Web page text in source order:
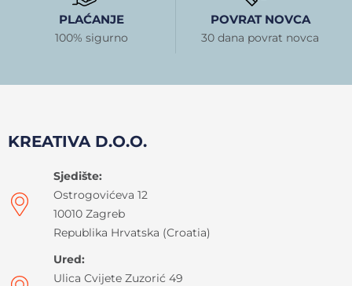
PLAĆANJE
100% sigurno
POVRAT NOVCA
30 dana povrat novca
KREATIVA D.O.O.
Sjedište:
Ostrogovićeva 12
10010 Zagreb
Republika Hrvatska (Croatia)
Ured:
Ulica Cvijete Zuzorić 49